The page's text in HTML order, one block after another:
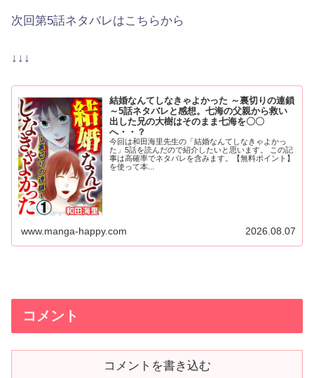
次回第5話ネタバレはこちらから
↓↓↓
結婚なんてしなきゃよかった ～裏切りの連鎖
～5話ネタバレと感想。七海の父親から救い
出した兄の大樹はそのまま七海を〇〇
へ・・？
今回は和田海里先生の「結婚なんてしなきゃよかっ
た」5話を読んだので紹介したいと思います。 この記
事は高確率でネタバレを含みます。【無料ポイント】
を使って本...
www.manga-happy.com 2026.08.07
コメント
コメントを書き込む